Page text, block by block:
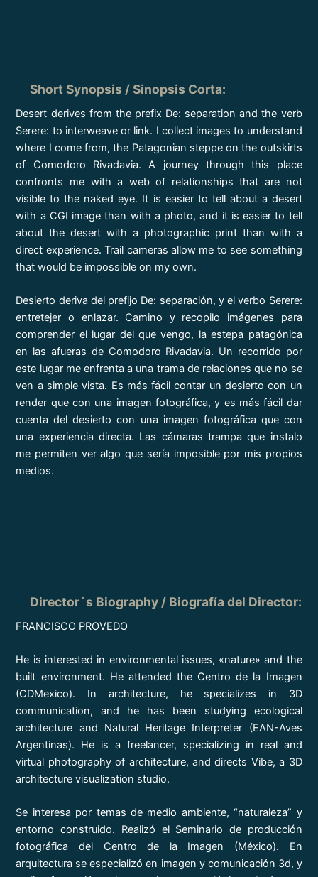
Short Synopsis / Sinopsis Corta:
Desert derives from the prefix De: separation and the verb
Serere: to interweave or link. I collect images to understand
where I come from, the Patagonian steppe on the outskirts
of Comodoro Rivadavia. A journey through this place
confronts me with a web of relationships that are not
visible to the naked eye. It is easier to tell about a desert
with a CGI image than with a photo, and it is easier to tell
about the desert with a photographic print than with a
direct experience. Trail cameras allow me to see something
that would be impossible on my own.
Desierto deriva del prefijo De: separación, y el verbo Serere:
entretejer o enlazar. Camino y recopilo imágenes para
comprender el lugar del que vengo, la estepa patagónica
en las afueras de Comodoro Rivadavia. Un recorrido por
este lugar me enfrenta a una trama de relaciones que no se
ven a simple vista. Es más fácil contar un desierto con un
render que con una imagen fotográfica, y es más fácil dar
cuenta del desierto con una imagen fotográfica que con
una experiencia directa. Las cámaras trampa que instalo
me permiten ver algo que sería imposible por mis propios
medios.
Director´s Biography / Biografía del Director:
FRANCISCO PROVEDO
He is interested in environmental issues, «nature» and the
built environment. He attended the Centro de la Imagen
(CDMexico). In architecture, he specializes in 3D
communication, and he has been studying ecological
architecture and Natural Heritage Interpreter (EAN-Aves
Argentinas). He is a freelancer, specializing in real and
virtual photography of architecture, and directs Vibe, a 3D
architecture visualization studio.
Se interesa por temas de medio ambiente, “naturaleza” y
entorno construido. Realizó el Seminario de producción
fotográfica del Centro de la Imagen (México). En
arquitectura se especializó en imagen y comunicación 3d, y